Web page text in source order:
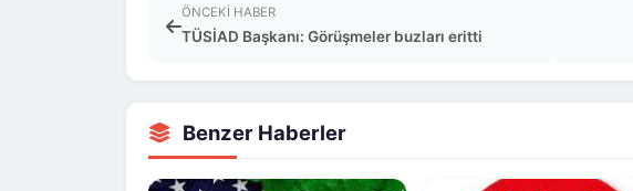
ÖNCEKI HABER
TÜSİAD Başkanı: Görüşmeler buzları eritti
Benzer Haberler